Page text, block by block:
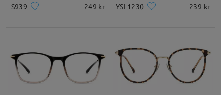
S939 249 kr YSL1230 239 kr